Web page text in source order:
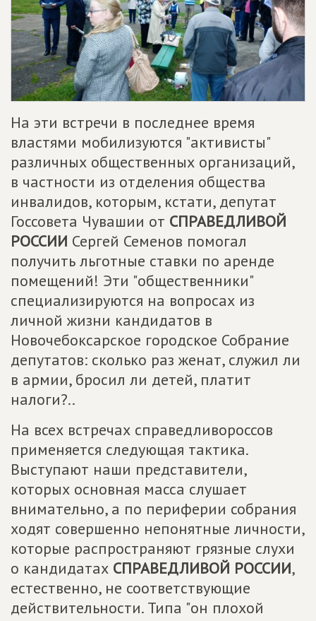
На эти встречи в последнее время
властями мобилизуются "активисты"
различных общественных организаций,
в частности из отделения общества
инвалидов, которым, кстати, депутат
Госсовета Чувашии от СПРАВЕДЛИВОЙ
РОССИИ Сергей Семенов помогал
получить льготные ставки по аренде
помещений! Эти "общественники"
специализируются на вопросах из
личной жизни кандидатов в
Новочебоксарское городское Собрание
депутатов: сколько раз женат, служил ли
в армии, бросил ли детей, платит
налоги?..
На всех встречах справедливороссов
применяется следующая тактика.
Выступают наши представители,
которых основная масса слушает
внимательно, а по периферии собрания
ходят совершенно непонятные личности,
которые распространяют грязные слухи
о кандидатах СПРАВЕДЛИВОЙ РОССИИ,
естественно, не соответствующие
действительности. Типа "он плохой